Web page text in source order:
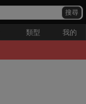
類型 我的